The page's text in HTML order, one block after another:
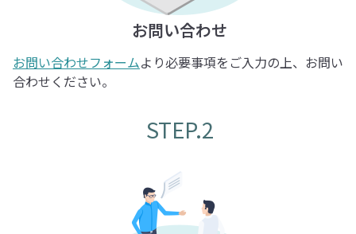
お問い合わせ
お問い合わせフォームより必要事項をご入力の上、お問い
合わせください。
STEP.2